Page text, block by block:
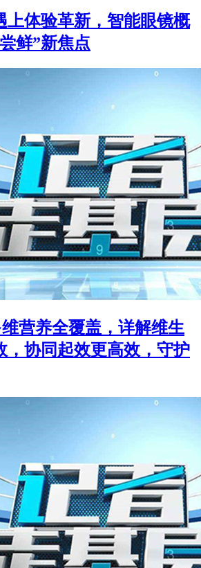
上体验革新，智能眼镜概
鲜”新焦点
营养全覆盖，详解维生
，协同起效更高效，守护